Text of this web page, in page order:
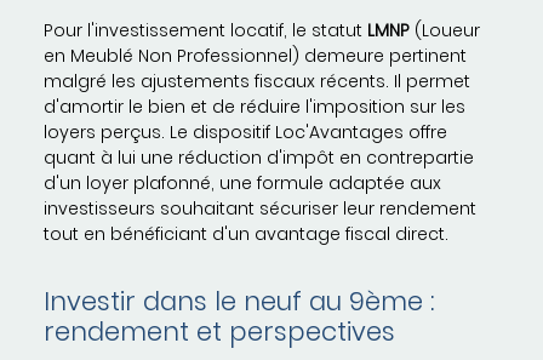
Pour l'investissement locatif, le statut LMNP (Loueur
en Meublé Non Professionnel) demeure pertinent
malgré les ajustements fiscaux récents. Il permet
d'amortir le bien et de réduire l'imposition sur les
loyers perçus. Le dispositif Loc'Avantages offre
quant à lui une réduction d'impôt en contrepartie
d'un loyer plafonné, une formule adaptée aux
investisseurs souhaitant sécuriser leur rendement
tout en bénéficiant d'un avantage fiscal direct.
Investir dans le neuf au 9ème :
rendement et perspectives